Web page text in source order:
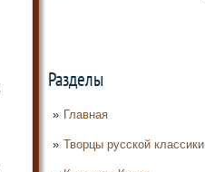
Разделы
Главная
Творцы русской классики